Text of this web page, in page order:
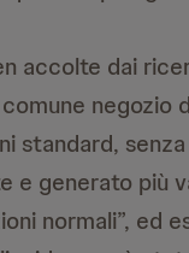
accolte dai
negozio
standard,
e generato più
normali”, ed